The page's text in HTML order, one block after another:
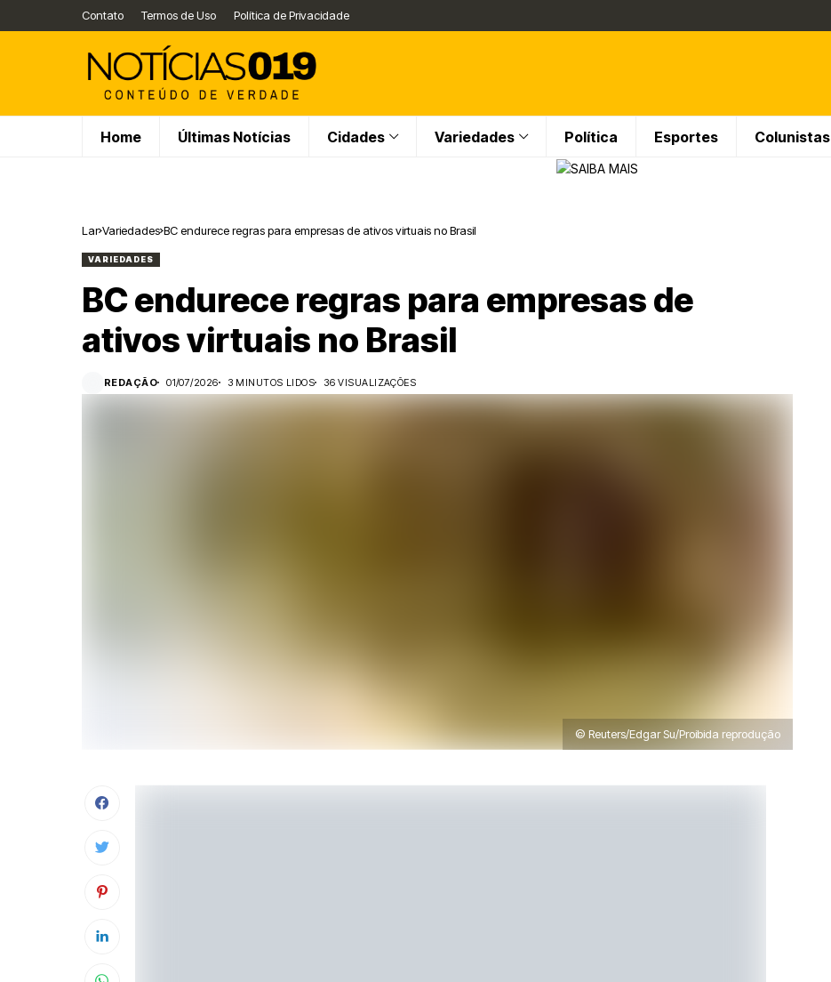
Contato Termos de Uso Política de Privacidade
Home Últimas Notícias Cidades Variedades Política Esportes Colunistas
Lar Variedades BC endurece regras para empresas de ativos virtuais no Brasil
VARIEDADES
BC endurece regras para empresas de
ativos virtuais no Brasil
REDAÇÃO 01/07/2026 3 MINUTOS LIDOS 36 VISUALIZAÇÕES
© Reuters/Edgar Su/Proibida reprodução